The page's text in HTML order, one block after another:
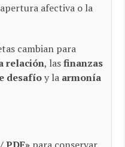
afectiva o la
cambian para
relación, lasfinanzas
desafíoy la armonía